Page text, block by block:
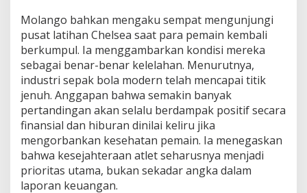
Molango bahkan mengaku sempat mengunjungi
pusat latihan Chelsea saat para pemain kembali
berkumpul. Ia menggambarkan kondisi mereka
sebagai benar-benar kelelahan. Menurutnya,
industri sepak bola modern telah mencapai titik
jenuh. Anggapan bahwa semakin banyak
pertandingan akan selalu berdampak positif secara
finansial dan hiburan dinilai keliru jika
mengorbankan kesehatan pemain. Ia menegaskan
bahwa kesejahteraan atlet seharusnya menjadi
prioritas utama, bukan sekadar angka dalam
laporan keuangan.